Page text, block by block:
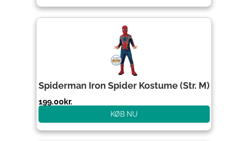
Spiderman Iron Spider Kostume (Str. M)
199.00kr.
KØB NU